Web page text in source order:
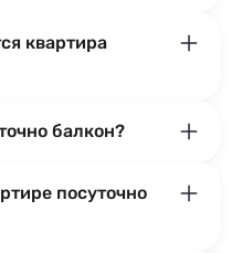
квартира
балкон?
посуточно